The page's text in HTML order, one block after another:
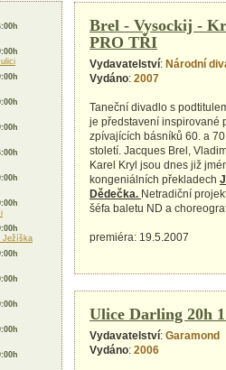
Brel - Vysockij -
PRO TŘI
Vydavatelství: Národní
Vydáno: 2007
Taneční divadlo s
je představení inspirované
zpívajících básníků 60. a
století. Jacques Brel,
Karel Kryl jsou dnes již
kongeniálních překladech
Dědečka. Netradiční
šéfa baletu ND a
premiéra: 19.5.2007
Ulice Darling 20h
Vydavatelství: Garamond
Vydáno: 2006
Ježíška